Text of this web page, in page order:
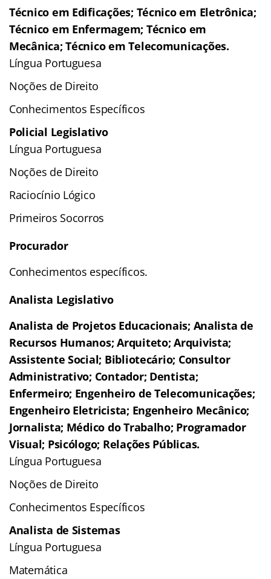
Técnico em Edificações; Técnico em Eletrônica;
Técnico em Enfermagem; Técnico em
Mecânica; Técnico em Telecomunicações.
Língua Portuguesa
Noções de Direito
Conhecimentos Específicos
Policial Legislativo
Língua Portuguesa
Noções de Direito
Raciocínio Lógico
Primeiros Socorros
Procurador
Conhecimentos específicos.
Analista Legislativo
Analista de Projetos Educacionais; Analista de
Recursos Humanos; Arquiteto; Arquivista;
Assistente Social; Bibliotecário; Consultor
Administrativo; Contador; Dentista;
Enfermeiro; Engenheiro de Telecomunicações;
Engenheiro Eletricista; Engenheiro Mecânico;
Jornalista; Médico do Trabalho; Programador
Visual; Psicólogo; Relações Públicas.
Língua Portuguesa
Noções de Direito
Conhecimentos Específicos
Analista de Sistemas
Língua Portuguesa
Matemática